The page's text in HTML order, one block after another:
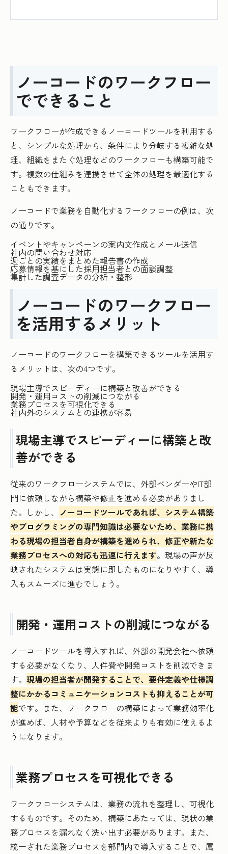
ノーコードのワークフロー
でできること
ワークフローが作成できるノーコードツールを利用する
と、シンプルな処理から、条件により分岐する複雑な処
理、組織をまたぐ処理などのワークフローも構築可能で
す。複数の仕組みを連携させて全体の処理を最適化する
こともできます。
ノーコードで業務を自動化するワークフローの例は、次
の通りです。
イベントやキャンペーンの案内文作成とメール送信
社内の問い合わせ対応
週ごとの実績をまとめた報告書の作成
応募情報を基にした採用担当者との面談調整
集計した調査データの分析・整形
ノーコードのワークフロー
を活用するメリット
ノーコードのワークフローを構築できるツールを活用す
るメリットは、次の4つです。
現場主導でスピーディーに構築と改善ができる
開発・運用コストの削減につながる
業務プロセスを可視化できる
社内外のシステムとの連携が容易
現場主導でスピーディーに構築と改
善ができる
従来のワークフローシステムでは、外部ベンダーやIT部
門に依頼しながら構築や修正を進める必要がありまし
た。しかし、 ノーコードツールであれば、システム構築
やプログラミングの専門知識は必要ないため、業務に携
わる現場の担当者自身が構築を進められ、修正や新たな
業務プロセスへの対応も迅速に行えます。現場の声が反
映されたシステムは実態に即したものになりやすく、導
入もスムーズに進むでしょう。
開発・運用コストの削減につながる
ノーコードツールを導入すれば、外部の開発会社へ依頼
する必要がなくなり、人件費や開発コストを削減できま
す。 現場の担当者が開発することで、要件定義や仕様調
整にかかるコミュニケーションコストも抑えることが可
能です。また、ワークフローの構築によって業務効率化
が進めば、人材や予算などを従来よりも有効に使えるよ
うになります。
業務プロセスを可視化できる
ワークフローシステムは、業務の流れを整理し、可視化
するものです。そのため、構築にあたっては、現状の業
務プロセスを漏れなく洗い出す必要があります。また、
統一された業務プロセスを部門内で導入することで、属